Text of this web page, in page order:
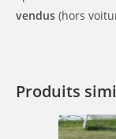
vendus (hors
Produits